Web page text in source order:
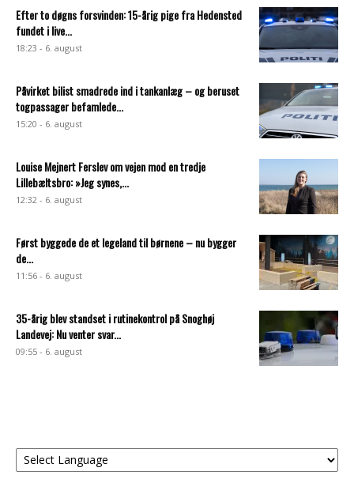
Efter to døgns forsvinden: 15-årig pige fra Hedensted
fundet i live...
18:23 - 6. august
Påvirket bilist smadrede ind i tankanlæg – og beruset
togpassager befamlede...
15:20 - 6. august
Louise Mejnert Ferslev om vejen mod en tredje
Lillebæltsbro: »Jeg synes,...
12:32 - 6. august
Først byggede de et legeland til børnene – nu bygger
de...
11:56 - 6. august
35-årig blev standset i rutinekontrol på Snoghøj
Landevej: Nu venter svar...
09:55 - 6. august